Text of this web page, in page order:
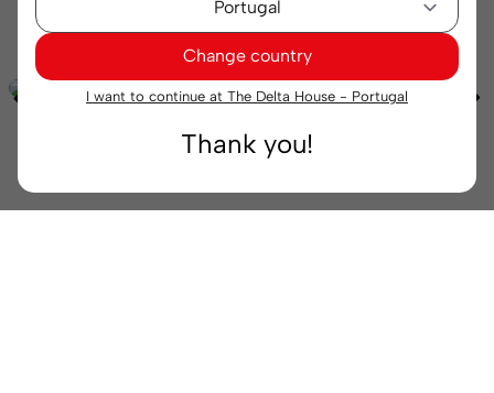
Change country
I want to continue at The Delta House - Portugal
Thank you!
Delta Q Breakfast emb. 10 cápsulas